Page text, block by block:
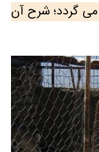
می گردد؛ شرح آن